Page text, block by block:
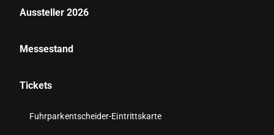
Aussteller 2026
Messestand
Tickets
Fuhrparkentscheider-Eintrittskarte